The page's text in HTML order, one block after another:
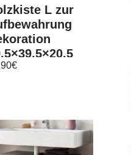
L zur
– Stiege
€